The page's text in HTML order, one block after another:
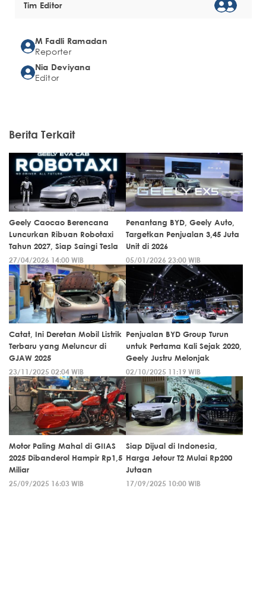
Tim Editor
M Fadli Ramadan
Reporter
Nia Deviyana
Editor
Berita Terkait
Geely Caocao Berencana
Luncurkan Ribuan Robotaxi
Tahun 2027, Siap Saingi Tesla
27/04/2026 14:00 WIB
Penantang BYD, Geely Auto,
Targetkan Penjualan 3,45 Juta
Unit di 2026
05/01/2026 23:00 WIB
Catat, Ini Deretan Mobil Listrik
Terbaru yang Meluncur di
GJAW 2025
23/11/2025 02:04 WIB
Penjualan BYD Group Turun
untuk Pertama Kali Sejak 2020,
Geely Justru Melonjak
02/10/2025 11:19 WIB
Motor Paling Mahal di GIIAS
2025 Dibanderol Hampir Rp1,5
Miliar
25/09/2025 16:03 WIB
Siap Dijual di Indonesia,
Harga Jetour T2 Mulai Rp200
Jutaan
17/09/2025 10:00 WIB